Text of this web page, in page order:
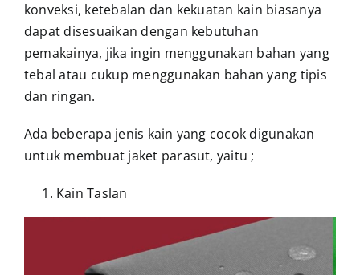
konveksi, ketebalan dan kekuatan kain biasanya
dapat disesuaikan dengan kebutuhan
pemakainya, jika ingin menggunakan bahan yang
tebal atau cukup menggunakan bahan yang tipis
dan ringan.
Ada beberapa jenis kain yang cocok digunakan
untuk membuat jaket parasut, yaitu ;
Kain Taslan